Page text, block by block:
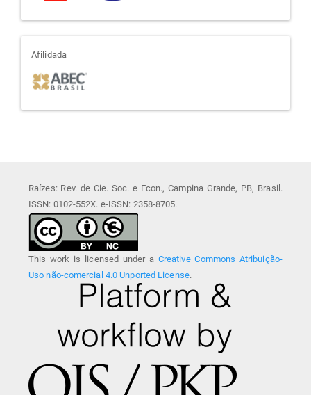
afiliada
Afilidada
Raízes: Rev. de Cie. Soc. e Econ., Campina Grande, PB, Brasil.
ISSN: 0102-552X. e-ISSN: 2358-8705.
This work is licensed under a Creative Commons Atribuição-
Uso não-comercial 4.0 Unported License.